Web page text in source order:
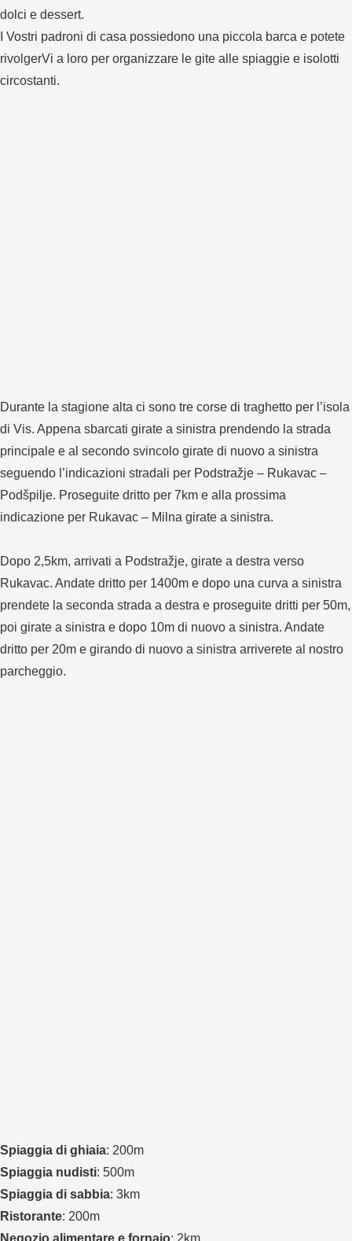
dolci e dessert.
I Vostri padroni di casa possiedono una piccola barca e potete
rivolgerVi a loro per organizzare le gite alle spiaggie e isolotti
circostanti.
Durante la stagione alta ci sono tre corse di traghetto per l’isola
di Vis. Appena sbarcati girate a sinistra prendendo la strada
principale e al secondo svincolo girate di nuovo a sinistra
seguendo l’indicazioni stradali per Podstražje – Rukavac –
Podšpilje. Proseguite dritto per 7km e alla prossima
indicazione per Rukavac – Milna girate a sinistra.
Dopo 2,5km, arrivati a Podstražje, girate a destra verso
Rukavac. Andate dritto per 1400m e dopo una curva a sinistra
prendete la seconda strada a destra e proseguite dritti per 50m,
poi girate a sinistra e dopo 10m di nuovo a sinistra. Andate
dritto per 20m e girando di nuovo a sinistra arriverete al nostro
parcheggio.
Spiaggia di ghiaia: 200m
Spiaggia nudisti: 500m
Spiaggia di sabbia: 3km
Ristorante: 200m
Negozio alimentare e fornaio: 2km